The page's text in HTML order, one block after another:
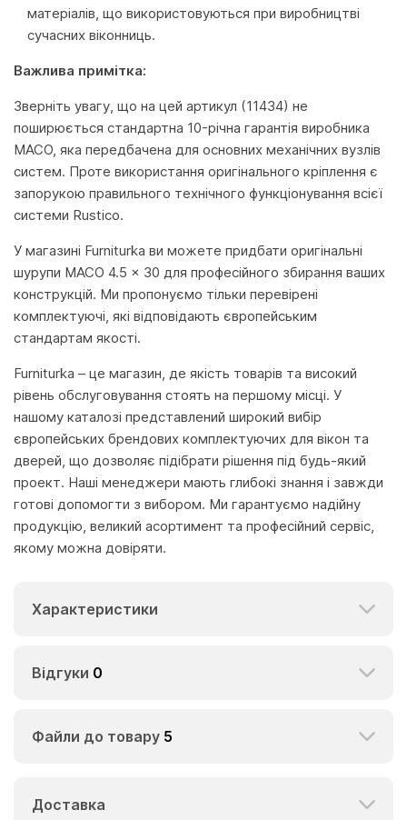
матеріалів, що використовуються при виробництві
сучасних віконниць.
Важлива примітка:
Зверніть увагу, що на цей артикул (11434) не
поширюється стандартна 10-річна гарантія виробника
MACO, яка передбачена для основних механічних вузлів
систем. Проте використання оригінального кріплення є
запорукою правильного технічного функціонування всієї
системи Rustico.
У магазині Furniturka ви можете придбати оригінальні
шурупи MACO 4.5 x 30 для професійного збирання ваших
конструкцій. Ми пропонуємо тільки перевірені
комплектуючі, які відповідають європейським
стандартам якості.
Furniturka – це магазин, де якість товарів та високий
рівень обслуговування стоять на першому місці. У
нашому каталозі представлений широкий вибір
європейських брендових комплектуючих для вікон та
дверей, що дозволяє підібрати рішення під будь-який
проект. Наші менеджери мають глибокі знання і завжди
готові допомогти з вибором. Ми гарантуємо надійну
продукцію, великий асортимент та професійний сервіс,
якому можна довіряти.
Характеристики
Відгуки 0
Файли до товару 5
Доставка